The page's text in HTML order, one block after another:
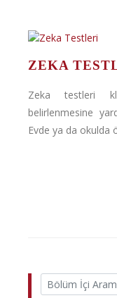
ZEKA
Zeka testleri
belirlenmesine
Evde ya da okulda